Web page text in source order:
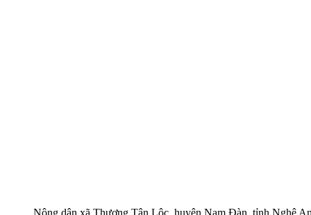
Nông dân xã Thượng Tân Lộc, huyện Nam Đàn, tỉnh Nghệ